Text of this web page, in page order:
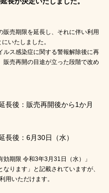
売期限を延長し、 それに伴い利用
いたしました。
ス感染症に関する警報解除後に再
販売再開の目途が立った段階で改め
長後：販売再開後から1か月
長後： 6月30日（水）
効期限 令和3年3月 31 日（水）」
なります」と記載されていますが、
用いただけます。